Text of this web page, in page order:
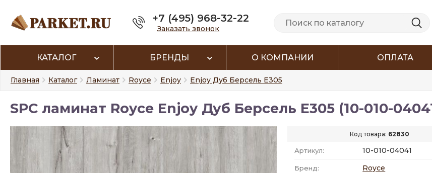
+7 (495) 968-32-22
Заказать звонок
КАТАЛОГ БРЕНДЫ О КОМПАНИИ ОПЛАТА
Главная Каталог Ламинат Royce Enjoy Enjoy Дуб Берсель Е305
SPC ламинат Royce Enjoy Дуб Берсель Е305 (10-010-
Код товара: 62830
Артикул: 10-010-04041
Бренд: Royce